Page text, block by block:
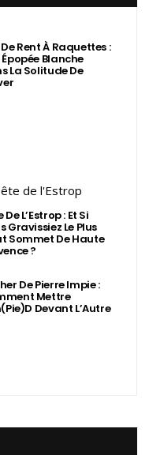
Rent À Raquettes :
Épopée Blanche
La Solitude De
De L’Estrop : Et Si
Gravissiez Le Plus
Sommet De Haute
?
De Pierre Impie :
Mettre
Devant L’Autre